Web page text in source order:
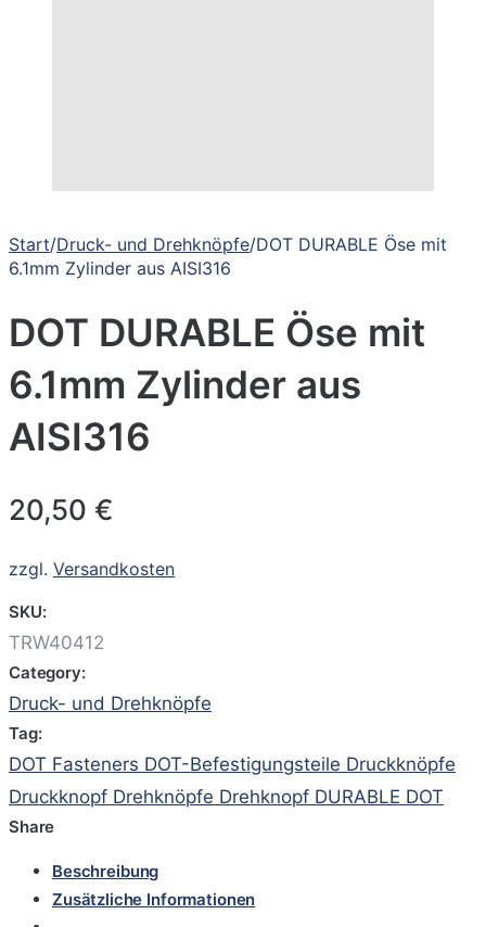
Start/Druck- und Drehknöpfe/DOT DURABLE Öse mit
6.1mm Zylinder aus AISI316
DOT DURABLE Öse mit
6.1mm Zylinder aus
AISI316
20,50 €
zzgl. Versandkosten
SKU:
TRW40412
Category:
Druck- und Drehknöpfe
Tag:
DOT Fasteners DOT-Befestigungsteile Druckknöpfe
Druckknopf Drehknöpfe Drehknopf DURABLE DOT
Share
Beschreibung
Zusätzliche Informationen